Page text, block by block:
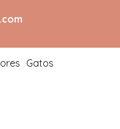
Gatos